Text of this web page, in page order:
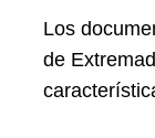
Los
de